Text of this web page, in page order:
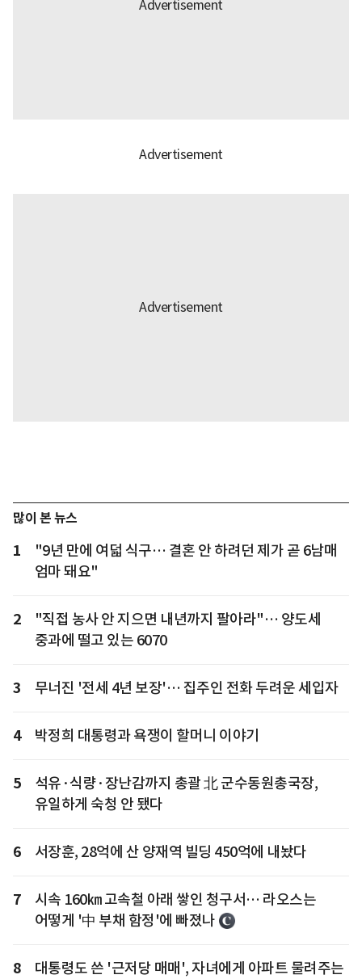
많이 본 뉴스
1
"9년 만에 여덟 식구… 결혼 안 하려던 제가 곧 6남매
엄마 돼요"
2
"직접 농사 안 지으면 내년까지 팔아라"… 양도세
중과에 떨고 있는 6070
3 무너진 '전세 4년 보장'… 집주인 전화 두려운 세입자
4 박정희 대통령과 욕쟁이 할머니 이야기
5
석유·식량·장난감까지 총괄 北 군수동원총국장,
유일하게 숙청 안 됐다
6 서장훈, 28억에 산 양재역 빌딩 450억에 내놨다
7
시속 160㎞ 고속철 아래 쌓인 청구서… 라오스는
어떻게 '中 부채 함정'에 빠졌나
8
대통령도 쓴 '근저당 매매', 자녀에게 아파트 물려주는